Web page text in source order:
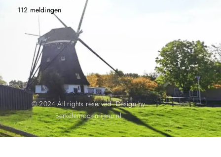
112 meldingen
© 2024 All rights reserved. Design by
Berkelenrodenrijsnu.nl